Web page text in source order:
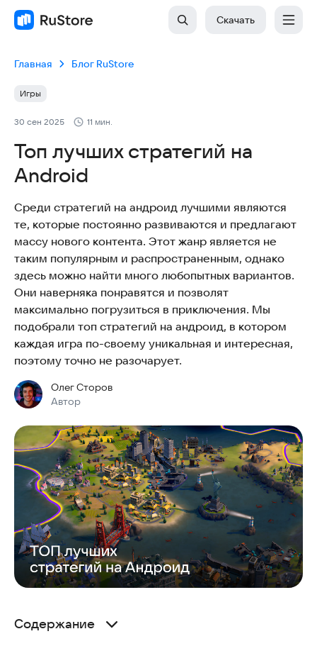
Скачать
Главная Блог RuStore
Игры
30 сен 2025 11 мин.
Топ лучших стратегий на
Android
Среди стратегий на андроид лучшими являются
те, которые постоянно развиваются и предлагают
массу нового контента. Этот жанр является не
таким популярным и распространенным, однако
здесь можно найти много любопытных вариантов.
Они наверняка понравятся и позволят
максимально погрузиться в приключения. Мы
подобрали топ стратегий на андроид, в котором
каждая игра по-своему уникальная и интересная,
поэтому точно не разочарует.
Олег Сторов
Автор
Содержание